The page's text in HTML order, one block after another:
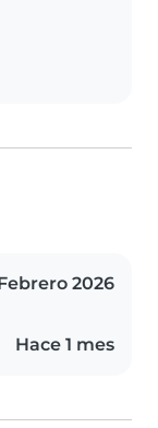
2026
Hace 1 mes